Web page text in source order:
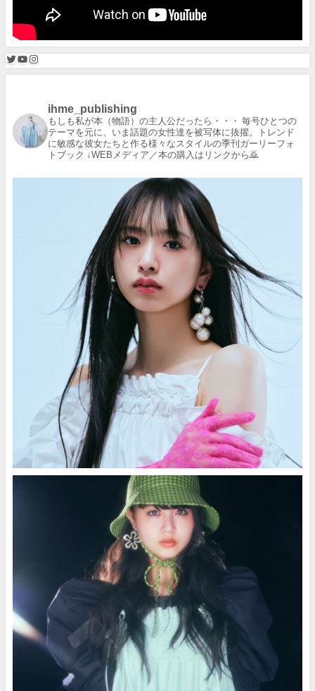
ihme_publishing
もしも私が本（物語）の主人公だったら・・・
毎号ひとつの
テーマを元に、いま話題の女性達を被写体に抜擢。トレンド
に敏感な彼女たちと作る様々なスタイルの季刊ガーリーフォ
トブック ↓WEBメディア／本の購入はリンクから🙇